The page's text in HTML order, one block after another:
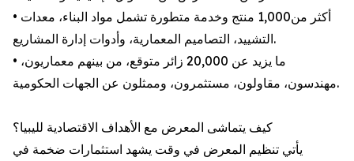
• أكثر من1,000 منتج وخدمة متطورة تشمل مواد البناء، معدات
التشييد، التصاميم المعمارية، وأدوات إدارة المشاريع.
• ما يزيد عن 20,000 زائر متوقع، من بينهم معماريون،
مهندسون، مقاولون، مستثمرون، وممثلون عن الجهات الحكومية.
كيف يتماشى المعرض مع الأهداف الاقتصادية لليبيا؟
يأتي تنظيم المعرض في وقت يشهد استثمارات ضخمة في